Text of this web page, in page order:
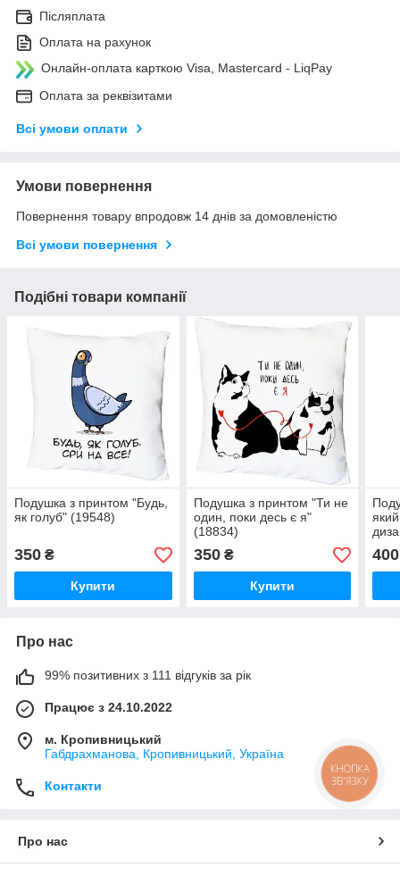
Післяплата
Оплата на рахунок
Онлайн-оплата карткою Visa, Mastercard - LiqPay
Оплата за реквізитами
Всі умови оплати
Умови повернення
Повернення товару впродовж 14 днів за домовленістю
Всі умови повернення
Подібні товари компанії
Подушка з принтом "Будь,
як голуб" (19548)
350 ₴
Купити
Подушка з принтом "Ти не
один, поки десь є я"
(18834)
350₴
Купити
400
Про нас
99% позитивних з 111 відгуків за рік
Працює з 24.10.2022
м. Кропивницький
Габдрахманова, Кропивницький, Україна
Контакти
Про нас
КНОПКА
ЗВ'ЯЗКУ